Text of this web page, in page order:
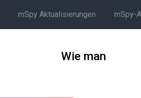
mSpy Aktualisierungen mSpy-
Wie man